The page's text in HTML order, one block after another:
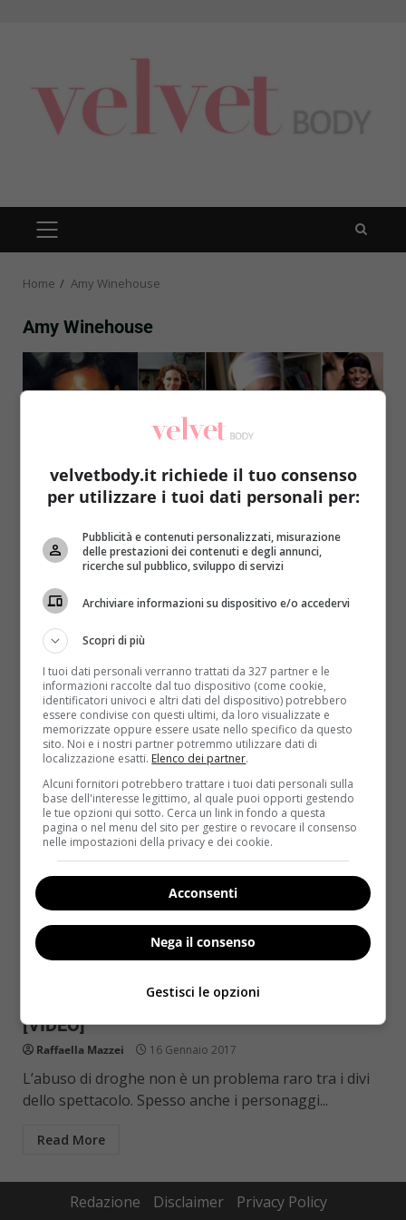
PRIMARY
MENU
Home Amy Winehouse
Amy Winehouse
Come le star Notizie
5 star che combattono l’anoressia tra alti e
bassi [VIDEO]
Raffaella Mazzei
Il dorato mondo dello showbiz spinge spesso oltre i
propri limiti: la ricerca dell’eterna bellezza e della...
Read More
Come le star
Abuso di droghe: 10 celebrities prima e dopo
[VIDEO]
Raffaella Mazzei 16 Gennaio 2017
L’abuso di droghe non è un problema raro tra i divi
dello spettacolo. Spesso anche i personaggi...
Read More
Redazione Disclaimer Privacy Policy
velvetbody.it richiede il tuo consenso
per utilizzare i tuoi dati personali per:
Pubblicità e contenuti personalizzati, misurazione
delle prestazioni dei contenuti e degli annunci,
ricerche sul pubblico, sviluppo di servizi
Archiviare informazioni su dispositivo e/o accedervi
Scopri di più
I tuoi dati personali verranno trattati da 327 partner e le
informazioni raccolte dal tuo dispositivo (come cookie,
identificatori univoci e altri dati del dispositivo) potrebbero
essere condivise con questi ultimi, da loro visualizzate e
memorizzate oppure essere usate nello specifico da questo
sito. Noi e i nostri partner potremmo utilizzare dati di
localizzazione esatti. Elenco dei partner.
Alcuni fornitori potrebbero trattare i tuoi dati personali sulla
base dell'interesse legittimo, al quale puoi opporti gestendo
le tue opzioni qui sotto. Cerca un link in fondo a questa
pagina o nel menu del sito per gestire o revocare il consenso
nelle impostazioni della privacy e dei cookie.
Acconsenti
Nega il consenso
Gestisci le opzioni